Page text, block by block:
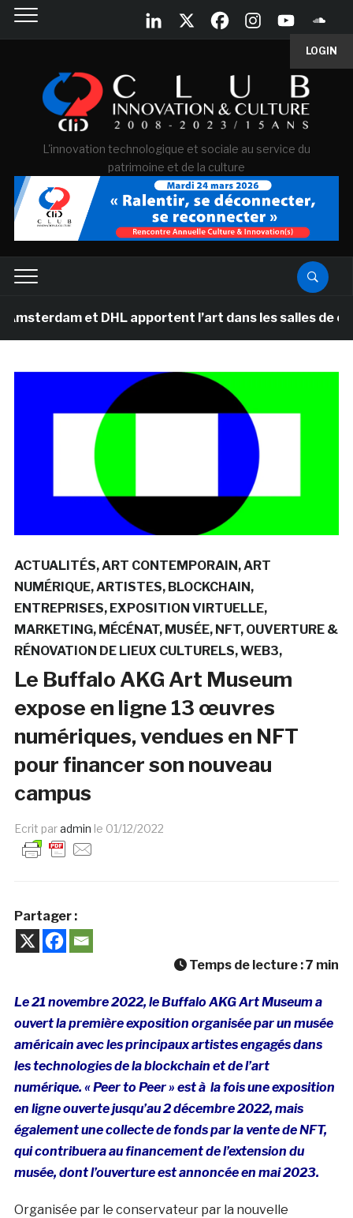
LOGIN
L'innovation technologique et sociale au service du
patrimoine et de la culture
et DHL apportent l’art dans les salles de classe
ACTUALITÉS ART CONTEMPORAIN ART
NUMÉRIQUE ARTISTES BLOCKCHAIN
ENTREPRISES EXPOSITION VIRTUELLE
MARKETING MÉCÉNAT MUSÉE NFT OUVERTURE &
RÉNOVATION DE LIEUX CULTURELS WEB3
Le Buffalo AKG Art Museum
expose en ligne 13 œuvres
numériques, vendues en NFT
pour financer son nouveau
campus
Ecrit paradmin le 01/12/2022
Partager :
Temps de lecture :7 min
Le 21 novembre 2022, le Buffalo AKG Art Museum a
ouvert la première exposition organisée par un musée
américain avec les principaux artistes engagés dans
les technologies de la blockchain et de l’art
numérique. «Peer to Peer » est à la fois une exposition
en ligne ouverte jusqu’au 2 décembre 2022, mais
également une collecte de fonds par la vente de NFT,
qui contribuera au financement de l’extension du
musée, dont l’ouverture est annoncée en mai 2023.
Organisée par le conservateur par la nouvelle